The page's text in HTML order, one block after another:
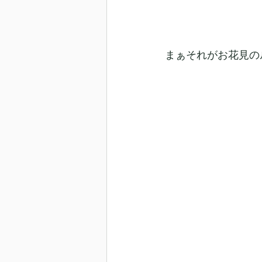
まぁそれがお花見